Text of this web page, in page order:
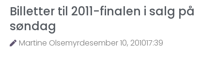
Billetter til 2011-finalen i salg på
søndag
Martine Olsemyrdesember 10, 201017:39